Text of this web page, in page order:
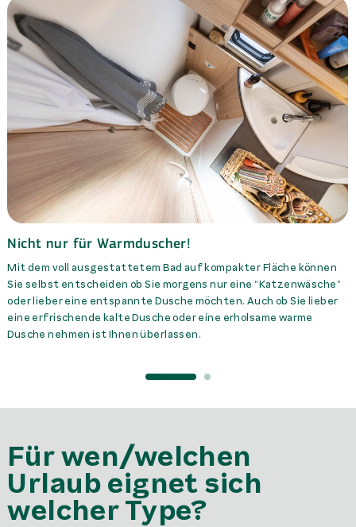
Nicht nur für Warmduscher!
Mit dem voll ausgestattetem Bad auf kompakter Fläche können
Sie selbst entscheiden ob Sie morgens nur eine “Katzenwäsche”
oder lieber eine entspannte Dusche möchten. Auch ob Sie lieber
eine erfrischende kalte Dusche oder eine erholsame warme
Dusche nehmen ist Ihnen überlassen.
Für wen/welchen
Urlaub eignet sich
welcher Type?